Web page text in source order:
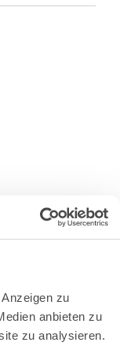
zu
anbieten zu
zu analysieren.